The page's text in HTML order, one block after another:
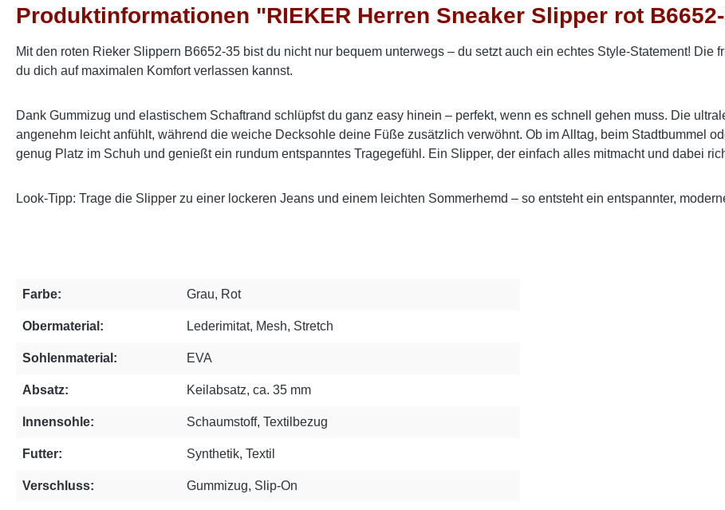
Produktinformationen "RIEKER Herren Sneaker Slipper rot
Mit den roten Rieker Slippern B6652-35 bist du nicht nur bequem unterwegs – du setzt auch ein echtes Style-Statement! Die
du dich auf maximalen Komfort verlassen kannst.
Dank Gummizug und elastischem Schaftrand schlüpfst du ganz easy hinein – perfekt, wenn es schnell gehen muss. Die
angenehm leicht anfühlt, während die weiche Decksohle deine Füße zusätzlich verwöhnt. Ob im Alltag, beim Stadtbummel
genug Platz im Schuh und genießt ein rundum entspanntes Tragegefühl. Ein Slipper, der einfach alles mitmacht und dabei
Look-Tipp: Trage die Slipper zu einer lockeren Jeans und einem leichten Sommerhemd – so entsteht ein entspannter,
Farbe: Grau, Rot
Obermaterial: Lederimitat, Mesh, Stretch
Sohlenmaterial: EVA
Absatz: Keilabsatz, ca. 35 mm
Innensohle: Schaumstoff, Textilbezug
Futter: Synthetik, Textil
Verschluss: Gummizug, Slip-On